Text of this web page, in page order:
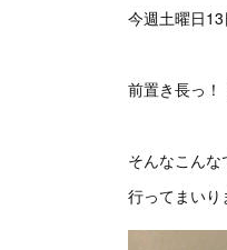
今週土曜日13
前置き長っ！
そんなこん
行ってまいり